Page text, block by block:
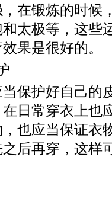
在锻炼的时候
太极等，这些
果是很好的。
护好自己的
日常穿衣上也
也应当保证衣
后再穿，这样